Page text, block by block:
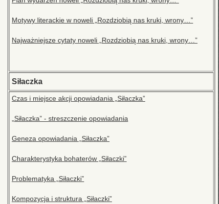
Motywy literackie w noweli „Rozdziobią nas kruki, wrony…”
Najważniejsze cytaty noweli „Rozdziobią nas kruki, wrony…”
Siłaczka
Czas i miejsce akcji opowiadania „Siłaczka”
„Siłaczka” - streszczenie opowiadania
Geneza opowiadania „Siłaczka”
Charakterystyka bohaterów „Siłaczki”
Problematyka „Siłaczki”
Kompozycja i struktura „Siłaczki”